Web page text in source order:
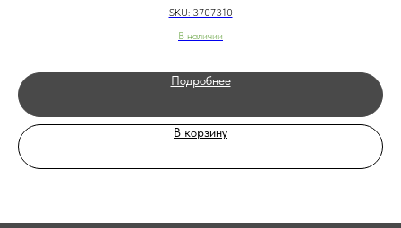
SKU: 3707310
В наличии
Подробнее
В корзину